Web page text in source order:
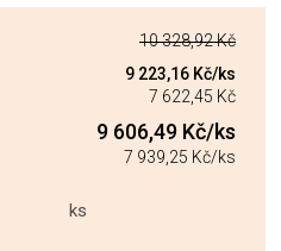
10 328,92 Kč
9 223,16 Kč/ks
7 622,45 Kč
9 606,49 Kč/ks
7 939,25 Kč/ks
ks